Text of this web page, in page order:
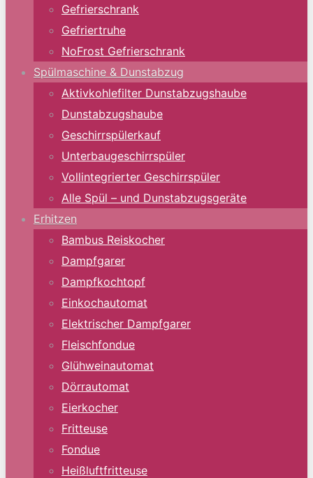
Gefrierschrank
Gefriertruhe
NoFrost Gefrierschrank
Spülmaschine & Dunstabzug
Aktivkohlefilter Dunstabzugshaube
Dunstabzugshaube
Geschirrspülerkauf
Unterbaugeschirrspüler
Vollintegrierter Geschirrspüler
Alle Spül – und Dunstabzugsgeräte
Erhitzen
Bambus Reiskocher
Dampfgarer
Dampfkochtopf
Einkochautomat
Elektrischer Dampfgarer
Fleischfondue
Glühweinautomat
Dörrautomat
Eierkocher
Fritteuse
Fondue
Heißluftfritteuse